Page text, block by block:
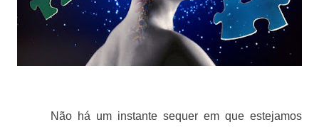
Não há um instante sequer em que estejamos